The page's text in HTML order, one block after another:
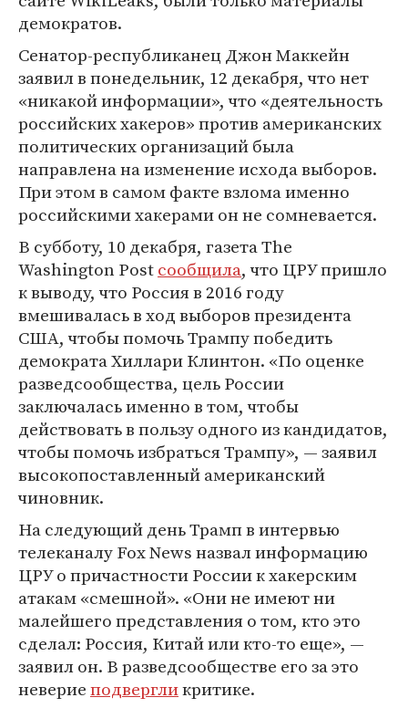
демократов.
Сенатор-республиканец Джон Маккейн
заявил в понедельник, 12 декабря, что нет
«никакой информации», что «деятельность
российских хакеров» против американских
политических организаций была
направлена на изменение исхода выборов.
При этом в самом факте взлома именно
российскими хакерами он не сомневается.
В субботу, 10 декабря, газета The
Washington Postсообщила, что ЦРУ пришло
к выводу, что Россия в 2016 году
вмешивалась в ход выборов президента
США, чтобы помочь Трампу победить
демократа Хиллари Клинтон. «По оценке
разведсообщества, цель России
заключалась именно в том, чтобы
действовать в пользу одного из кандидатов,
чтобы помочь избраться Трампу», — заявил
высокопоставленный американский
чиновник.
На следующий день Трамп в интервью
телеканалу Fox News назвал информацию
ЦРУ о причастности России к хакерским
атакам «смешной». «Они не имеют ни
малейшего представления о том, кто это
сделал: Россия, Китай или кто-то еще», —
заявил он. В разведсообществе его за это
невериеподвергликритике.